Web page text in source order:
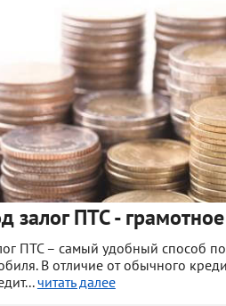
залог ПТС -
ПТС – самый удобный способ
В отличие от обычного
читать далее